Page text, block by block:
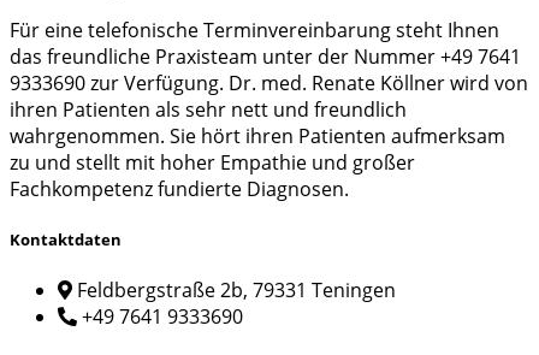
Für eine telefonische Terminvereinbarung steht Ihnen
das freundliche Praxisteam unter der Nummer +49 7641
9333690 zur Verfügung. Dr. med. Renate Köllner wird von
ihren Patienten als sehr nett und freundlich
wahrgenommen. Sie hört ihren Patienten aufmerksam
zu und stellt mit hoher Empathie und großer
Fachkompetenz fundierte Diagnosen.
Kontaktdaten
Feldbergstraße 2b, 79331 Teningen
+49 7641 9333690